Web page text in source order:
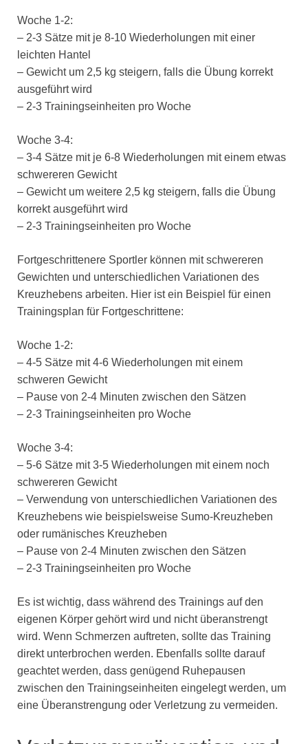
Woche 1-2:
– 2-3 Sätze mit je 8-10 Wiederholungen mit einer
leichten Hantel
– Gewicht um 2,5 kg steigern, falls die Übung korrekt
ausgeführt wird
– 2-3 Trainingseinheiten pro Woche
Woche 3-4:
– 3-4 Sätze mit je 6-8 Wiederholungen mit einem etwas
schwereren Gewicht
– Gewicht um weitere 2,5 kg steigern, falls die Übung
korrekt ausgeführt wird
– 2-3 Trainingseinheiten pro Woche
Fortgeschrittenere Sportler können mit schwereren
Gewichten und unterschiedlichen Variationen des
Kreuzhebens arbeiten. Hier ist ein Beispiel für einen
Trainingsplan für Fortgeschrittene:
Woche 1-2:
– 4-5 Sätze mit 4-6 Wiederholungen mit einem
schweren Gewicht
– Pause von 2-4 Minuten zwischen den Sätzen
– 2-3 Trainingseinheiten pro Woche
Woche 3-4:
– 5-6 Sätze mit 3-5 Wiederholungen mit einem noch
schwereren Gewicht
– Verwendung von unterschiedlichen Variationen des
Kreuzhebens wie beispielsweise Sumo-Kreuzheben
oder rumänisches Kreuzheben
– Pause von 2-4 Minuten zwischen den Sätzen
– 2-3 Trainingseinheiten pro Woche
Es ist wichtig, dass während des Trainings auf den
eigenen Körper gehört wird und nicht überanstrengt
wird. Wenn Schmerzen auftreten, sollte das Training
direkt unterbrochen werden. Ebenfalls sollte darauf
geachtet werden, dass genügend Ruhepausen
zwischen den Trainingseinheiten eingelegt werden, um
eine Überanstrengung oder Verletzung zu vermeiden.